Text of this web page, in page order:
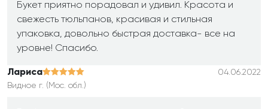
Букет приятно порадовал и удивил. Красота и
свежесть тюльпанов, красивая и стильная
упаковка, довольно быстрая доставка- все на
уровне! Спасибо.
Лариса
04.06.2022
Видное г. (Мос. обл.)